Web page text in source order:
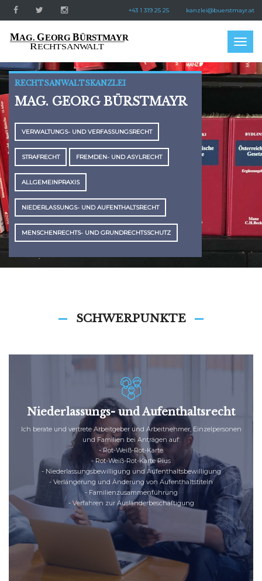
+43 1 319 25 25 kanzlei@buerstmayr.at
RECHTSANWALTSKANZLEI
MAG. GEORG BÜRSTMAYR
VERWALTUNGS- UND VERFASSUNGSRECHT
STRAFRECHT FREMDEN- UND ASYLRECHT
ALLGEMEINPRAXIS
NIEDERLASSUNGS- UND AUFENTHALTSRECHT
MENSCHENRECHTS- UND GRUNDRECHTSSCHUTZ
SCHWERPUNKTE
Niederlassungs- und Aufenthaltsrecht
Ich berate und vertrete Arbeitgeber und Arbeitnehmer, Einzelpersonen
und Familien bei Anträgen auf:
-Rot-Weiß-Rot-Karte
-Rot-Weiß-Rot-Karte Plus
- Niederlassungsbewilligung und Aufenthaltsbewilligung
- Verlängerung und Änderung von Aufenthaltstiteln
- Familienzusammenführung
- Verfahren zur Ausländerbeschäftigung